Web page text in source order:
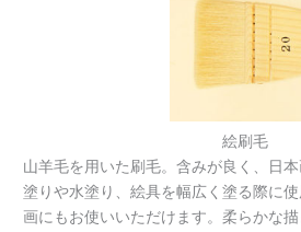
絵刷毛
山羊毛を用いた刷毛。含みが良く、日
塗りや水塗り、絵具を幅広く塗る際に
画にもお使いいただけます。柔らかな